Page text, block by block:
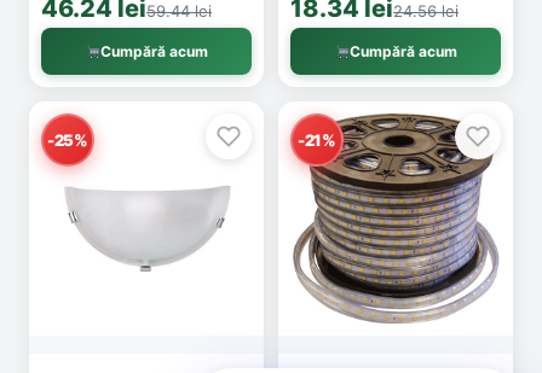
46.24 lei59.44 lei
Cumpără acum
18.34 lei24.56 lei
Cumpără acum
-25% -21%